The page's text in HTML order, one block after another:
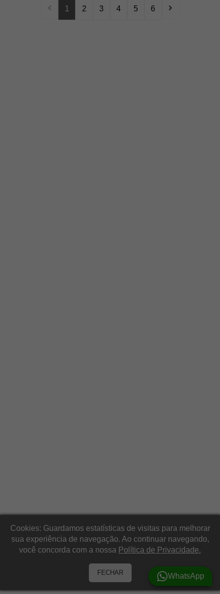
1 2 3 4 5 6
Cookies: Guardamos estatísticas de visitas para melhorar
sua experiência de navegação. Ao continuar navegando,
você concorda com a nossa Política de Privacidade.
FECHAR WhatsApp